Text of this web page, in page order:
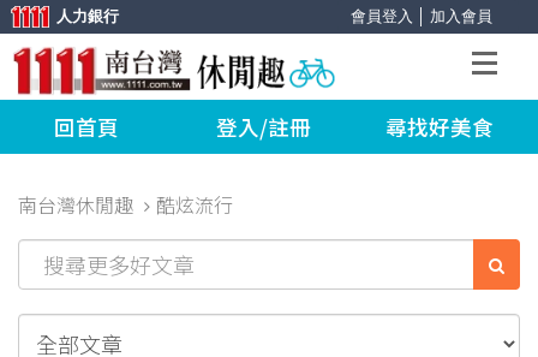
會員登入 加入會員
人力銀行
回首頁 登入/註冊 尋找好美食
南台灣休閒趣 酷炫流行